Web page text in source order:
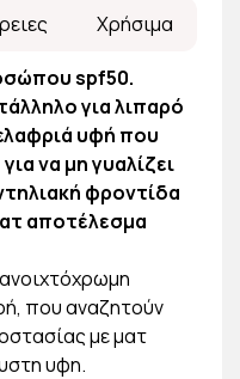
Χρήσιμα
spf50.
για λιπαρό
υφή που
να μη γυαλίζει
φροντίδα
αποτέλεσμα
ανοιχτόχρωμη
που αναζητούν
με ματ
υφη.